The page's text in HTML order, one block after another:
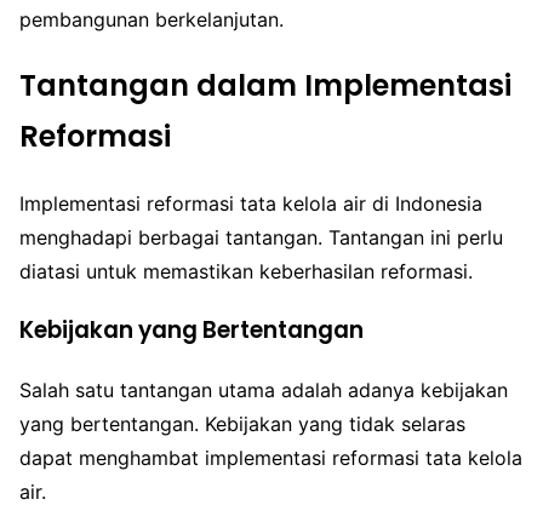
pembangunan berkelanjutan.
Tantangan dalam Implementasi
Reformasi
Implementasi reformasi tata kelola air di Indonesia
menghadapi berbagai tantangan. Tantangan ini perlu
diatasi untuk memastikan keberhasilan reformasi.
Kebijakan yang Bertentangan
Salah satu tantangan utama adalah adanya kebijakan
yang bertentangan. Kebijakan yang tidak selaras
dapat menghambat implementasi reformasi tata kelola
air.